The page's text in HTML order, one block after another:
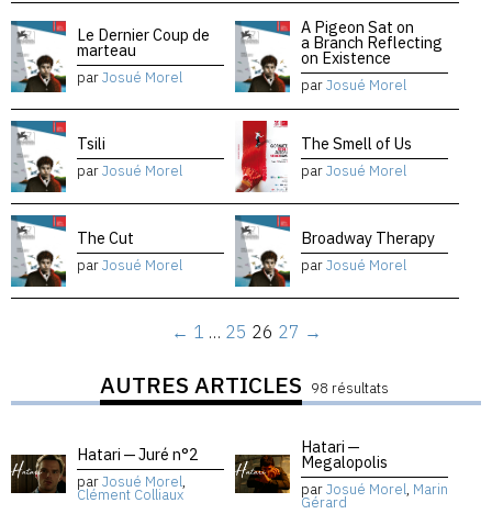
Le Dernier Coup de
marteau
parJosué Morel
A Pigeon Sat on
a Branch Reflecting
on Existence
parJosué Morel
Tsili
parJosué Morel
The Smell of Us
parJosué Morel
The Cut
parJosué Morel
Broadway Therapy
parJosué Morel
← 1 … 25 26 27 →
AUTRES ARTICLES 98 résultats
Hatari — Juré n°2
parJosué Morel,
Clément Colliaux
Hatari —
Megalopolis
parJosué Morel, Marin
Gérard